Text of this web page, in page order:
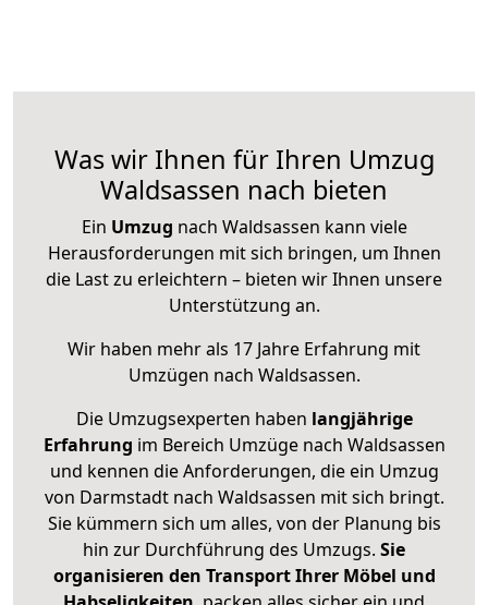
Was wir Ihnen für Ihren Umzug
Waldsassen nach bieten
Ein Umzug nach Waldsassen kann viele
Herausforderungen mit sich bringen, um Ihnen
die Last zu erleichtern – bieten wir Ihnen unsere
Unterstützung an.
Wir haben mehr als 17 Jahre Erfahrung mit
Umzügen nach Waldsassen.
Die Umzugsexperten haben langjährige
Erfahrung im Bereich Umzüge nach Waldsassen
und kennen die Anforderungen, die ein Umzug
von Darmstadt nach Waldsassen mit sich bringt.
Sie kümmern sich um alles, von der Planung bis
hin zur Durchführung des Umzugs. Sie
organisieren den Transport Ihrer Möbel und